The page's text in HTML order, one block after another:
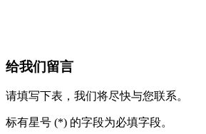
给我们留言
请填写下表，我们将尽快与您联系。
标有星号 (*) 的字段为必填字段。